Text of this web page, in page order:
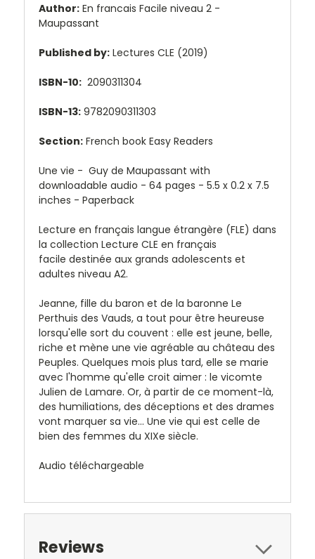
Author: En francais Facile niveau 2 -
Maupassant
Published by: Lectures CLE (2019)
ISBN-10: 2090311304
ISBN-13: 9782090311303
Section: French book Easy Readers
Une vie - Guy de Maupassant with
downloadable audio - 64 pages - 5.5 x 0.2 x 7.5
inches - Paperback
Lecture en français langue étrangère (FLE) dans
la collection Lecture CLE en français
facile destinée aux grands adolescents et
adultes niveau A2.
Jeanne, fille du baron et de la baronne Le
Perthuis des Vauds, a tout pour être heureuse
lorsqu'elle sort du couvent : elle est jeune, belle,
riche et mène une vie agréable au château des
Peuples. Quelques mois plus tard, elle se marie
avec l'homme qu'elle croit aimer : le vicomte
Julien de Lamare. Or, à partir de ce moment-là,
des humiliations, des déceptions et des drames
vont marquer sa vie... Une vie qui est celle de
bien des femmes du XIXe siècle.
Audio téléchargeable
Reviews